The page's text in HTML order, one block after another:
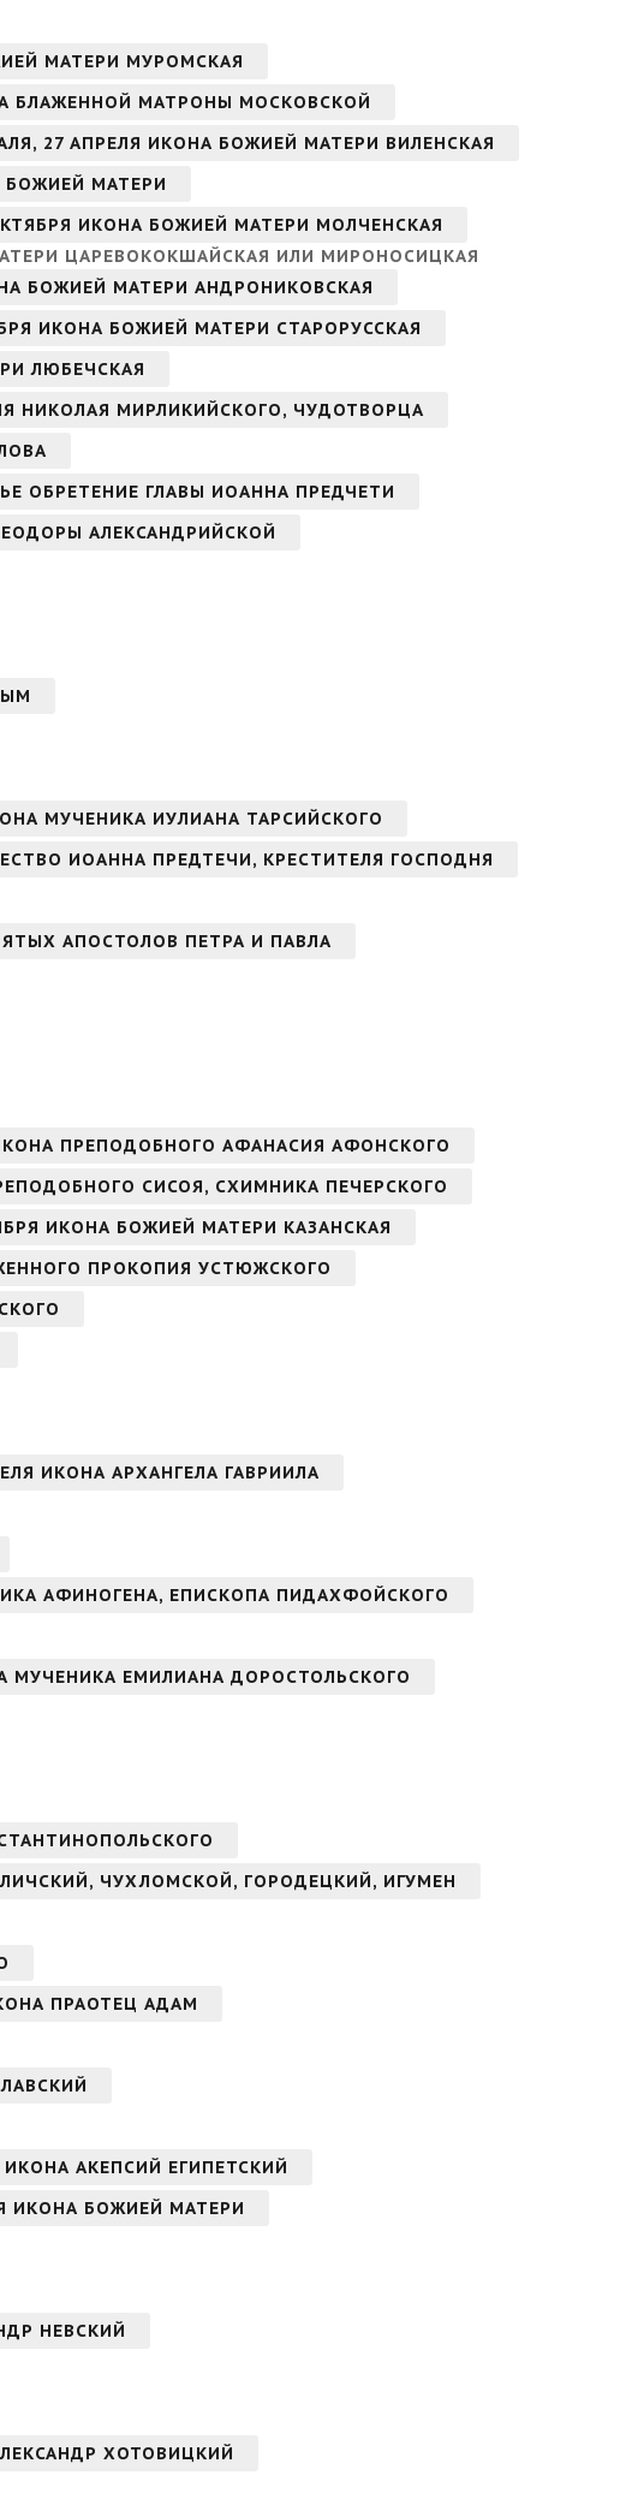
МАТЕРИ МУРОМСКАЯ
БЛАЖЕННОЙ МАТРОНЫ МОСКОВСКОЙ
27 АПРЕЛЯ ИКОНА БОЖИЕЙ МАТЕРИ ВИЛЕНСКАЯ
БОЖИЕЙ МАТЕРИ
ИКОНА БОЖИЕЙ МАТЕРИ МОЛЧЕНСКАЯ
ЦАРЕВОКОКШАЙСКАЯ ИЛИ МИРОНОСИЦКАЯ
БОЖИЕЙ МАТЕРИ АНДРОНИКОВСКАЯ
ИКОНА БОЖИЕЙ МАТЕРИ СТАРОРУССКАЯ
ЛЮБЕЧСКАЯ
НИКОЛАЯ МИРЛИКИЙСКОГО, ЧУДОТВОРЦА
ОБРЕТЕНИЕ ГЛАВЫ ИОАННА ПРЕДЧЕТИ
АЛЕКСАНДРИЙСКОЙ
МУЧЕНИКА ИУЛИАНА ТАРСИЙСКОГО
ИОАННА ПРЕДТЕЧИ, КРЕСТИТЕЛЯ ГОСПОДНЯ
АПОСТОЛОВ ПЕТРА И ПАВЛА
ПРЕПОДОБНОГО АФАНАСИЯ АФОНСКОГО
СИСОЯ, СХИМНИКА ПЕЧЕРСКОГО
ИКОНА БОЖИЕЙ МАТЕРИ КАЗАНСКАЯ
ПРОКОПИЯ УСТЮЖСКОГО
ИКОНА АРХАНГЕЛА ГАВРИИЛА
АФИНОГЕНА, ЕПИСКОПА ПИДАХФОЙСКОГО
МУЧЕНИКА ЕМИЛИАНА ДОРОСТОЛЬСКОГО
ЧУХЛОМСКОЙ, ГОРОДЕЦКИЙ, ИГУМЕН
ПРАОТЕЦ АДАМ
ИКОНА АКЕПСИЙ ЕГИПЕТСКИЙ
ИКОНА БОЖИЕЙ МАТЕРИ
НЕВСКИЙ
ХОТОВИЦКИЙ